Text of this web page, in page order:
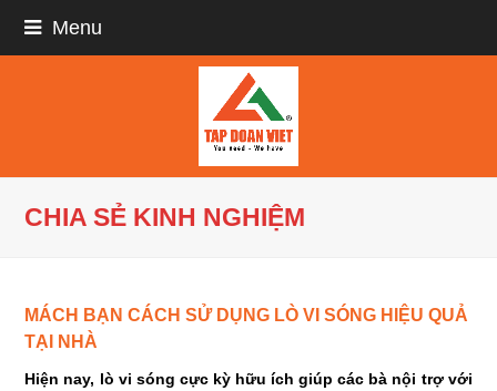
Menu
CHIA SẺ KINH NGHIỆM
MÁCH BẠN CÁCH SỬ DỤNG LÒ VI SÓNG HIỆU QUẢ
TẠI NHÀ
Hiện nay, lò vi sóng cực kỳ hữu ích giúp các bà nội trợ với